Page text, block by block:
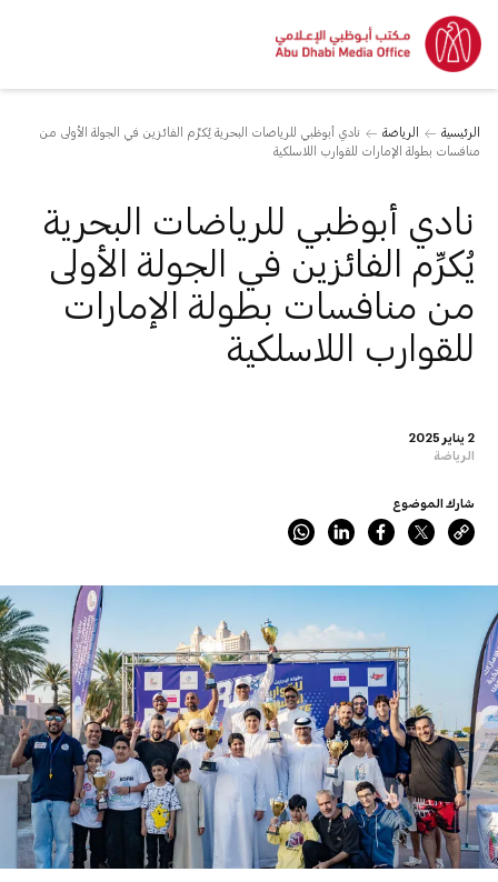
الرئيسية الرياضة
نادي أبوظبي للرياضات البحرية يُكرِّم الفائزين في الجولة الأولى من
منافسات بطولة الإمارات للقوارب اللاسلكية
2 يناير 2025
الرياضة
نادي أبوظبي للرياضات البحرية
يُكرِّم الفائزين في الجولة الأولى
من منافسات بطولة الإمارات
للقوارب اللاسلكية
شارك الموضوع